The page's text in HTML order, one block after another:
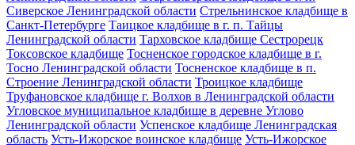
Сиверское Ленинградской области Стрельнинское кладбище в
Санкт-Петербурге Таицкое кладбище в г. п. Тайцы
Ленинградской области Тарховское кладбище Сестрорецк
Токсовское кладбище Тосненское городское кладбище в г.
Тосно Ленинградской области Тосненское кладбище в п.
Строение Ленинградской области Троицкое кладбище
Труфановское кладбище г. Волхов в Ленинградской области
Угловское муниципальное кладбище в деревне Углово
Ленинградской области Успенское кладбище Ленинградская
область Усть-Ижорское воинское кладбище Усть-Ижорское